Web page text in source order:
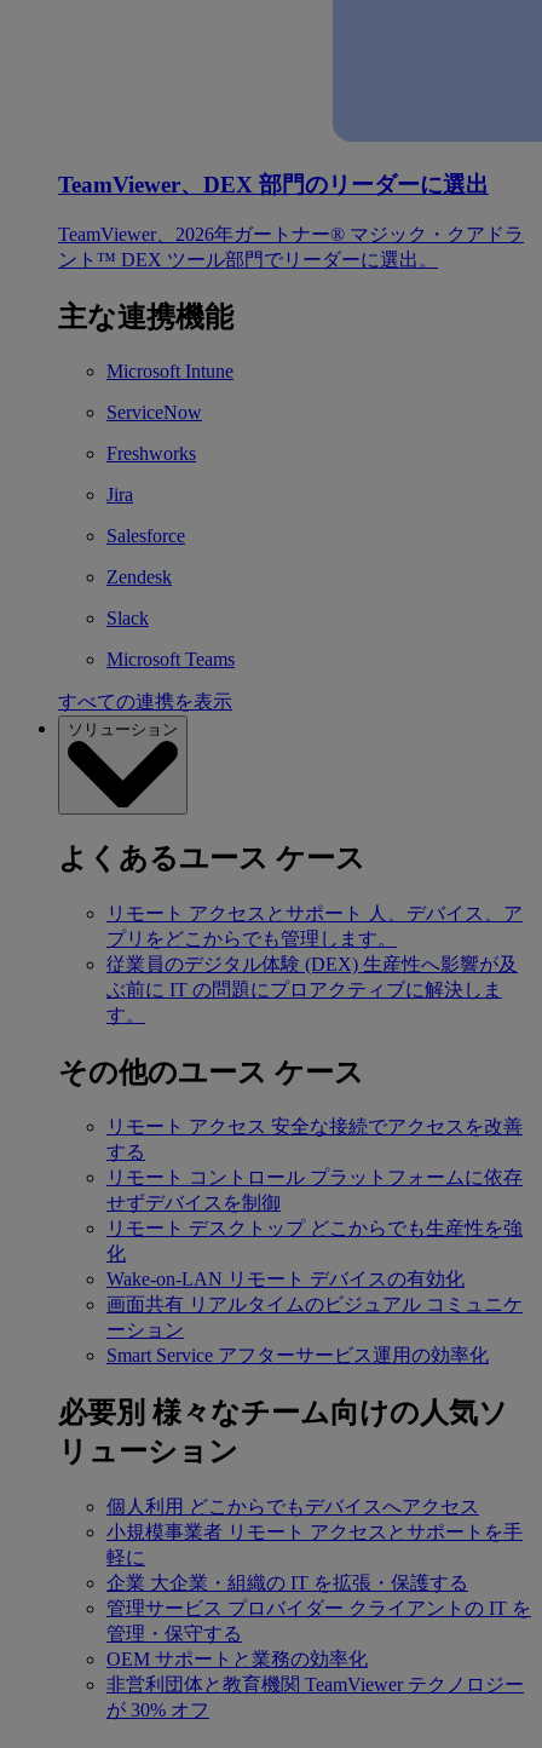
TeamViewer、DEX 部門のリーダーに選出
TeamViewer、2026年ガートナー® マジック・クアドラ
ント™ DEX ツール部門でリーダーに選出。
主な連携機能
Microsoft Intune
ServiceNow
Freshworks
Jira
Salesforce
Zendesk
Slack
Microsoft Teams
すべての連携を表示
ソリューション
よくあるユース ケース
リモート アクセスとサポート
人、デバイス、ア
プリをどこからでも管理します。
従業員のデジタル体験 (DEX) 生産性へ影響が及
ぶ前に IT の問題にプロアクティブに解決しま
す。
その他のユース ケース
リモート アクセス 安全な接続でアクセスを改善
する
リモート コントロール プラットフォームに依存
せずデバイスを制御
リモート デスクトップ どこからでも生産性を強
化
Wake-on-LAN リモート デバイスの有効化
画面共有 リアルタイムのビジュアル コミュニケ
ーション
Smart Service アフターサービス運用の効率化
必要別 様々なチーム向けの人気ソ
リューション
個人利用 どこからでもデバイスへアクセス
小規模事業者 リモート アクセスとサポートを手
軽に
企業 大企業・組織の IT を拡張・保護する
管理サービス プロバイダー クライアントの IT を
管理・保守する
OEM サポートと業務の効率化
非営利団体と教育機関 TeamViewer テクノロジー
が 30% オフ